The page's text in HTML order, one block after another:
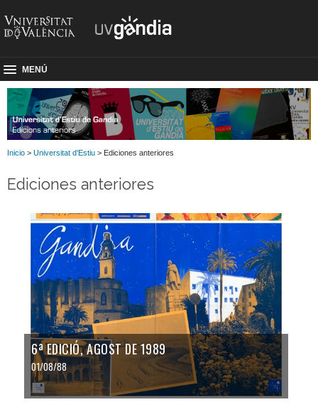
MENÚ
Inicio > Universitat d'Estiu > Ediciones anteriores
Ediciones anteriores
6ª EDICIÓ, AGOST DE 1989
01/08/88